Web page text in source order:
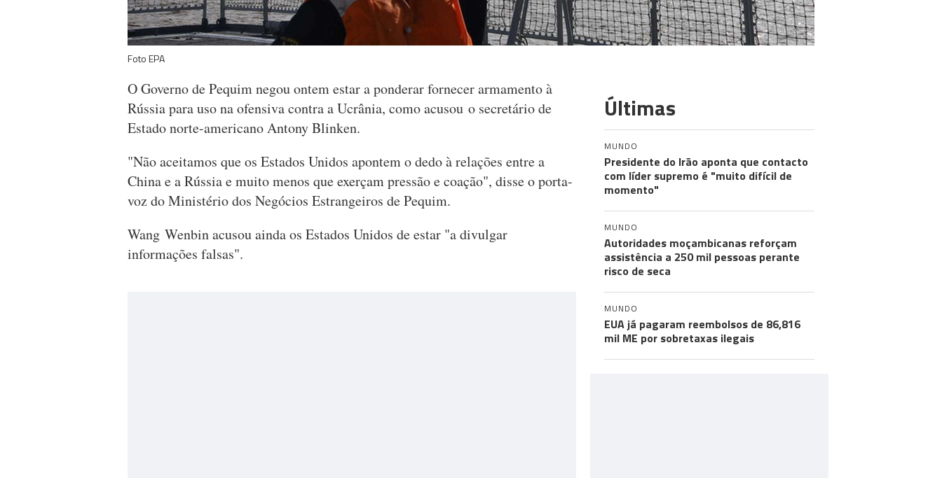
Foto EPA
O Governo de Pequim negou ontem estar a ponderar fornecer armamento à
Rússia para uso na ofensiva contra a Ucrânia, como acusou o secretário de
Estado norte-americano Antony Blinken.
"Não aceitamos que os Estados Unidos apontem o dedo à relações entre a
China e a Rússia e muito menos que exerçam pressão e coação", disse o porta-
voz do Ministério dos Negócios Estrangeiros de Pequim.
Wang Wenbin acusou ainda os Estados Unidos de estar "a divulgar
informações falsas".
Últimas
MUNDO
Presidente do Irão aponta que contacto
com líder supremo é "muito difícil de
momento"
MUNDO
Autoridades moçambicanas reforçam
assistência a 250 mil pessoas perante
risco de seca
MUNDO
EUA já pagaram reembolsos de 86,816
mil ME por sobretaxas ilegais